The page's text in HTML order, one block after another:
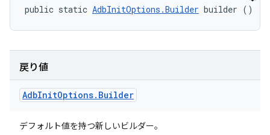
public static AdbInitOptions.Builder builder ()
戻り値
AdbInitOptions. Builder
デフォルト値を持つ新しいビルダー。